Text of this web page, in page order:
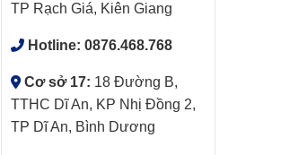
TP Rạch Giá, Kiên Giang
Hotline: 0876.468.768
Cơ sở 17: 18 Đường B,
TTHC Dĩ An, KP Nhị Đồng 2,
TP Dĩ An, Bình Dương